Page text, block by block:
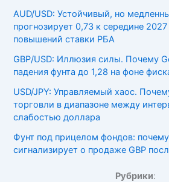
AUD/USD: Устойчивый, но
прогнозирует 0,73 к середине
повышений ставки РБА
GBP/USD: Иллюзия силы. Почему
падения фунта до 1,28 на фоне
USD/JPY: Управляемый хаос.
торговли в диапазоне между
слабостью доллара
Фунт под прицелом фондов:
сигнализирует о продаже GBP
Рубрики: